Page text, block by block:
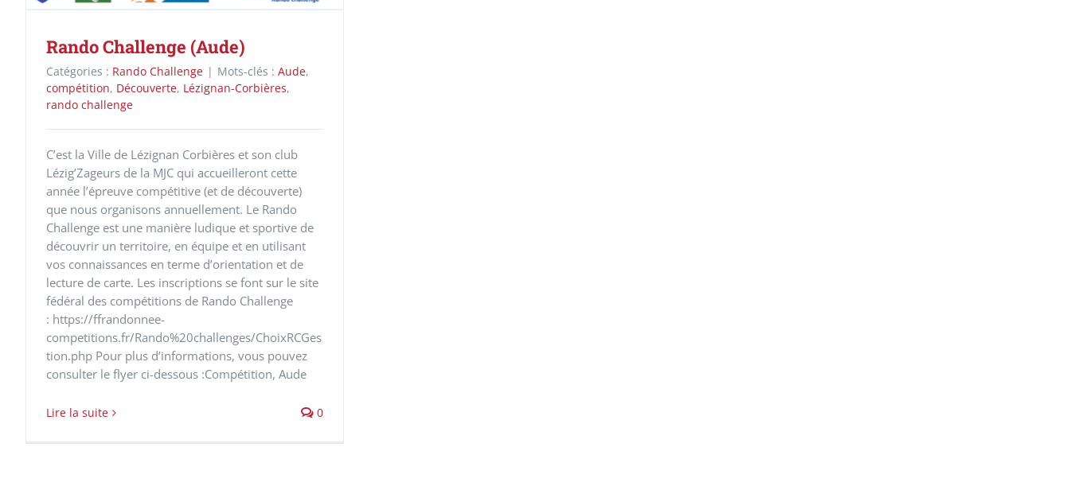
Rando Challenge (Aude)
Catégories : Rando Challenge | Mots-clés : Aude,
compétition, Découverte, Lézignan-Corbières,
rando challenge
C’est la Ville de Lézignan Corbières et son club
Lézig’Zageurs de la MJC qui accueilleront cette
année l’épreuve compétitive (et de découverte)
que nous organisons annuellement. Le Rando
Challenge est une manière ludique et sportive de
découvrir un territoire, en équipe et en utilisant
vos connaissances en terme d’orientation et de
lecture de carte. Les inscriptions se font sur le site
fédéral des compétitions de Rando Challenge
: https://ffrandonnee-
competitions.fr/Rando%20challenges/ChoixRCGes
tion.php Pour plus d’informations, vous pouvez
consulter le flyer ci-dessous :Compétition, Aude
Lire la suite 0